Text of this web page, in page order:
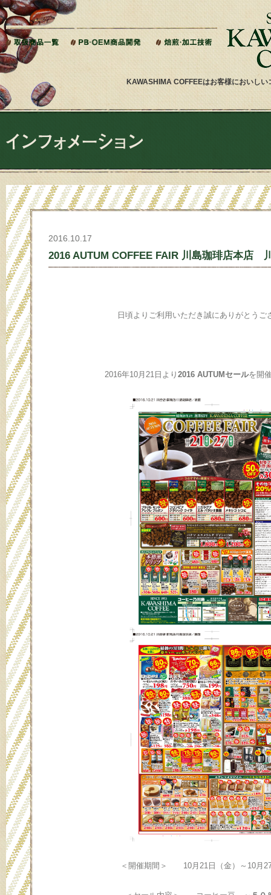
KAWASHIMA COFFEEはお客様においし
本文へジャンプ
2016.10.17
2016 AUTUM COFFEE FAIR 川島珈琲店本店
日頃よりご利用いただき誠にありがとうご
2016年10月21日より 2016 AUTUMセールを開
＜開催期間＞ 10月21日（金）～10月